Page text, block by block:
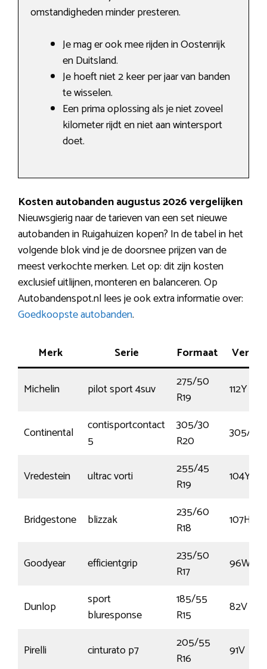
omstandigheden minder presteren.
Je mag er ook mee rijden in Oostenrijk
en Duitsland.
Je hoeft niet 2 keer per jaar van banden
te wisselen.
Een prima oplossing als je niet zoveel
kilometer rijdt en niet aan wintersport
doet.
Kosten autobanden augustus 2026 vergelijken
Nieuwsgierig naar de tarieven van een set nieuwe
autobanden in Ruigahuizen kopen? In de tabel in het
volgende blok vind je de doorsnee prijzen van de
meest verkochte merken. Let op: dit zijn kosten
exclusief uitlijnen, monteren en balanceren. Op
Autobandenspot.nl lees je ook extra informatie over:
Goedkoopste autobanden.
Merk Serie Formaat
Michelin pilot sport 4suv
275/50
R19
112Y
Continental
contisportcontact
5
305/30
R20
305/
Vredestein ultrac vorti
255/45
R19
104Y
Bridgestone blizzak
235/60
R18
107H
Goodyear efficientgrip
235/50
R17
96W
Dunlop
sport
bluresponse
185/55
R15
82V
Pirelli cinturato p7
205/55
R16
91V